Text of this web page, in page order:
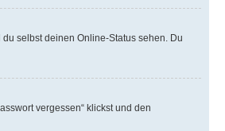
selbst deinen Online-Status sehen. Du
vergessen“ klickst und den